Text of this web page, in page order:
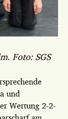
Foto: SGS
und
Wertung 2-2-